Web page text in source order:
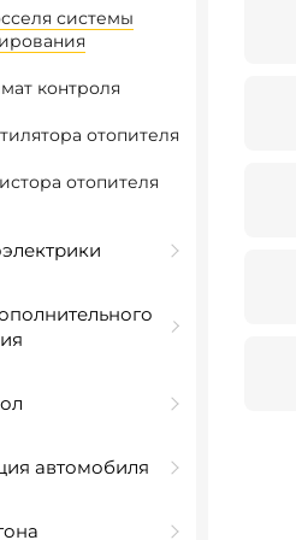
системы
контроля
отопителя
отопителя
автомобиля